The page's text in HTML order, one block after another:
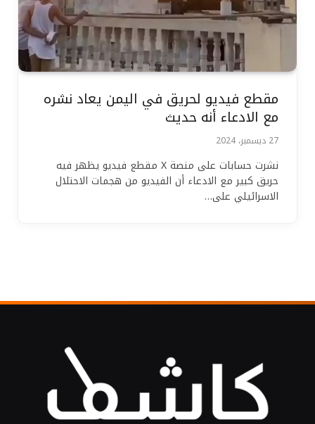
مقطع فيديو لحريق في اليمن يعاد نشره
مع الادعاء أنه حديث
27 ديسمبر، 2024
نشرت حسابات على منصة X مقطع فيديو يظهر فيه
حريق كبير مع الادعاء أن الفيديو من هجمات الاحتلال
الاسرائيلي على…